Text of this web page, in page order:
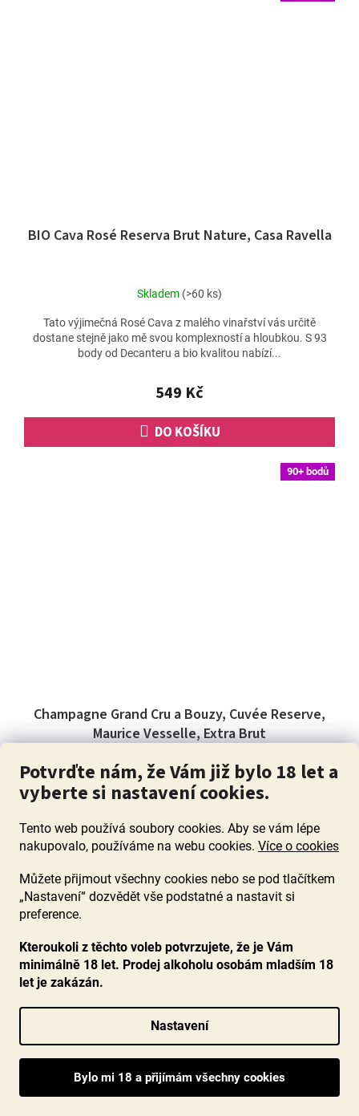
Potvrďte nám, že Vám již bylo 18 let a
vyberte si nastavení cookies.
Tento web používá soubory cookies. Aby se vám lépe
nakupovalo, používáme na webu cookies. Více o cookies
Můžete přijmout všechny cookies nebo se pod tlačítkem
„Nastavení“ dozvědět vše podstatné a nastavit si
preference.
Kteroukoli z těchto voleb potvrzujete, že je Vám
minimálně 18 let. Prodej alkoholu osobám mladším 18
let je zakázán.
Nastavení
BIO Cava Rosé Reserva Brut Nature, Casa Ravella
Skladem (>60 ks)
549 Kč
DO KOŠÍKU
Tato výjimečná Rosé Cava z malého vinařství vás určitě
dostane stejně jako mě svou komplexností a hloubkou. S 93
body od Decanteru a bio kvalitou nabízí...
90+ bodů
Champagne Grand Cru a Bouzy, Cuvée Reserve,
Maurice Vesselle, Extra Brut
Průměrné
hodnocení
produktu
5,0
z
hvězdiček.
Skladem(>60 ks)
1 390 Kč
Velké víno, které si oblíbily ty nejlepší michelinské restaurace
epochálně dlouhou dochutí,...
90+ bodů